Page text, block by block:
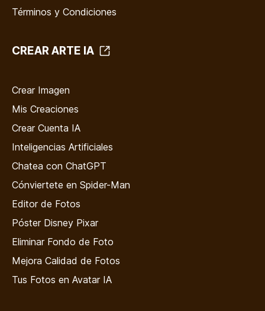
Términos y Condiciones
CREAR ARTE IA
Crear Imagen
Mis Creaciones
Crear Cuenta IA
Inteligencias Artificiales
Chatea con ChatGPT
Cónviertete en Spider-Man
Editor de Fotos
Póster Disney Pixar
Eliminar Fondo de Foto
Mejora Calidad de Fotos
Tus Fotos en Avatar IA